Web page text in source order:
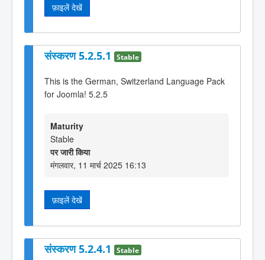
फ़ाइलें देखें
संस्करण 5.2.5.1 Stable
This is the German, Switzerland Language Pack
for Joomla! 5.2.5
Maturity
Stable
पर जारी किया
मंगलवार, 11 मार्च 2025 16:13
फ़ाइलें देखें
संस्करण 5.2.4.1 Stable